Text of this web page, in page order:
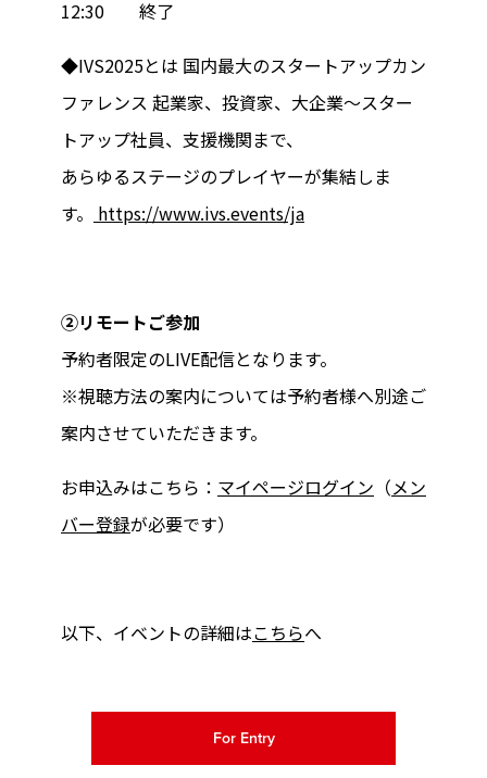
12:30 終了
◆IVS2025とは 国内最大のスタートアップカン
ファレンス 起業家、投資家、大企業〜スター
トアップ社員、支援機関まで、
あらゆるステージのプレイヤーが集結しま
す。
https://www.ivs.events/ja
②リモートご参加
予約者限定のLIVE配信となります。
※視聴方法の案内については予約者様へ別途ご
案内させていただきます。
お申込みはこちら： マイページログイン （メン
バー登録が必要です）
以下、イベントの詳細はこちらへ
For Entry